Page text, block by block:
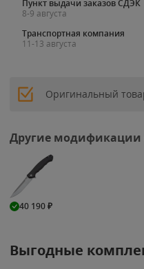
Пункт выдачи заказов СДЭК
8-9 августа
Транспортная компания
11-13 августа
Оригинальный
Другие модификации
40 190₽
Выгодные